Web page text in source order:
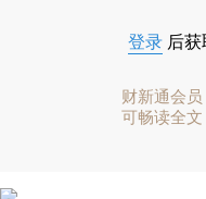
登录 后
财新通会员
可畅读全文